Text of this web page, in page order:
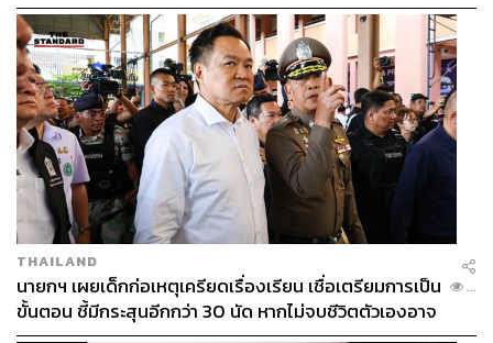
THAILAND
นายกฯ เผยเด็กก่อเหตุเครียดเรื่องเรียน เชื่อเตรียมการเป็น
ขั้นตอน ชี้มีกระสุนอีกกว่า 30 นัด หากไม่จบชีวิตตัวเองอาจ
สูญเสียเพิ่ม
...